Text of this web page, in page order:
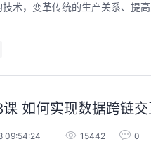
术，变革传统的生产关系、提
如何实现数据跨链交
09:54:24 15442 0
Skill实战与极速交付，
开发全链路实战
三 19:00-21:00